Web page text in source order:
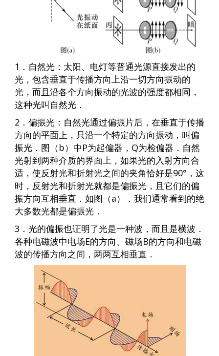
1．自然光：太阳、电灯等普通光源直接发出的
光，包含垂直于传播方向上沿一切方向振动的
光，而且沿各个方向振动的光波的强度都相同，
这种光叫自然光．
2．偏振光：自然光通过偏振片后，在垂直于传播
方向的平面上，只沿一个特定的方向振动，叫偏
振光．图（b）中P为起偏器，Q为检偏器．自然
光射到两种介质的界面上，如果光的入射方向合
适，使反射光和折射光之间的夹角恰好是90°，这
时，反射光和折射光就都是偏振光，且它们的偏
振方向互相垂直．如图（a）．我们通常看到的绝
大多数光都是偏振光．
3．光的偏振也证明了光是一种波，而且是横波．
各种电磁波中电场E的方向、磁场B的方向和电磁
波的传播方向之间，两两互相垂直．